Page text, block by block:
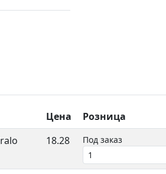
Цена Розница
18.28 Под заказ